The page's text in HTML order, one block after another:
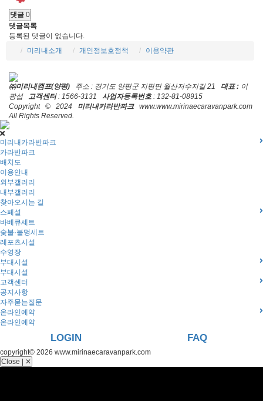
댓글 0
댓글목록
등록된 댓글이 없습니다.
미리내소개
개인정보호정책 이용약관
㈜미리내캠프(양평) 주소 : 경기도 양평군 지평면 월산저수지길 21 대표 : 이
광섭 고객센터: 1566-3131 사업자등록번호: 132-81-08915
Copyright © 2024 미리내카라반파크www.www.mirinaecaravanpark.com
All Rights Reserved.
미리내카라반파크
카라반파크
배치도
이용안내
외부갤러리
내부갤러리
찾아오시는 길
스페셜
바베큐세트
숯불·불멍세트
레포츠시설
수영장
부대시설
부대시설
고객센터
공지사항
자주묻는질문
온라인예약
온라인예약
LOGIN FAQ
copyright© 2026 www.mirinaecaravanpark.com
Close | ✕